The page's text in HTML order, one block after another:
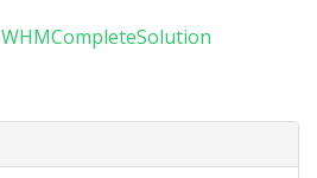
WHMCompleteSolution